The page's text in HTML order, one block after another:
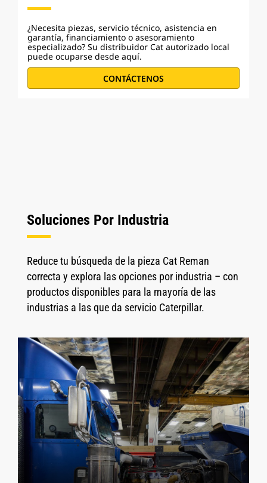
¿Necesita piezas, servicio técnico, asistencia en
garantía, financiamiento o asesoramiento
especializado? Su distribuidor Cat autorizado local
puede ocuparse desde aquí.
CONTÁCTENOS
Soluciones Por Industria
Reduce tu búsqueda de la pieza Cat Reman
correcta y explora las opciones por industria – con
productos disponibles para la mayoría de las
industrias a las que da servicio Caterpillar.